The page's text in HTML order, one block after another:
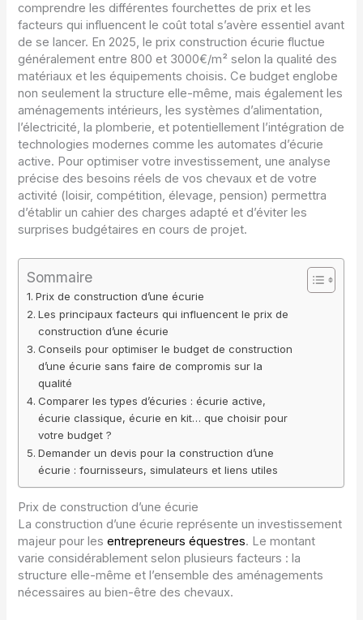
comprendre les différentes fourchettes de prix et les
facteurs qui influencent le coût total s’avère essentiel avant
de se lancer. En 2025, le prix construction écurie fluctue
généralement entre 800 et 3000€/m² selon la qualité des
matériaux et les équipements choisis. Ce budget englobe
non seulement la structure elle-même, mais également les
aménagements intérieurs, les systèmes d’alimentation,
l’électricité, la plomberie, et potentiellement l’intégration de
technologies modernes comme les automates d’écurie
active. Pour optimiser votre investissement, une analyse
précise des besoins réels de vos chevaux et de votre
activité (loisir, compétition, élevage, pension) permettra
d’établir un cahier des charges adapté et d’éviter les
surprises budgétaires en cours de projet.
Sommaire
Prix de construction d’une écurie
Les principaux facteurs qui influencent le prix de
construction d’une écurie
Conseils pour optimiser le budget de construction
d’une écurie sans faire de compromis sur la
qualité
Comparer les types d’écuries : écurie active,
écurie classique, écurie en kit… que choisir pour
votre budget ?
Demander un devis pour la construction d’une
écurie : fournisseurs, simulateurs et liens utiles
Prix de construction d’une écurie
La construction d’une écurie représente un investissement
majeur pour lesentrepreneurs équestres. Le montant
varie considérablement selon plusieurs facteurs : la
structure elle-même et l’ensemble des aménagements
nécessaires au bien-être des chevaux.